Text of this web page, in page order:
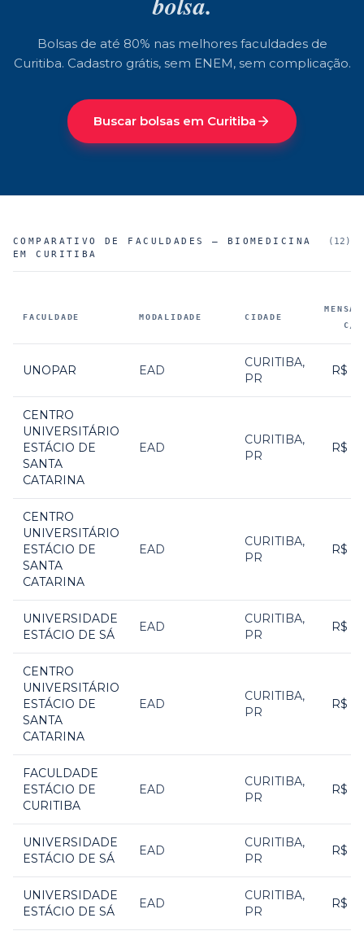
Bolsas de até 80% nas melhores faculdades de
Curitiba. Cadastro grátis, sem ENEM, sem complicação.
Buscar bolsas em Curitiba
COMPARATIVO DE FACULDADES — BIOMEDICINA
EM CURITIBA
( 12 )
FACULDADE MODALIDADE CIDADE
C/
UNOPAR EAD
CURITIBA,
PR
R$
CENTRO
UNIVERSITÁRIO
ESTÁCIO DE
SANTA
CATARINA
EAD
CURITIBA,
PR
R$
CENTRO
UNIVERSITÁRIO
ESTÁCIO DE
SANTA
CATARINA
EAD
CURITIBA,
PR
R$
UNIVERSIDADE
ESTÁCIO DE SÁ
EAD
CURITIBA,
PR
R$
CENTRO
UNIVERSITÁRIO
ESTÁCIO DE
SANTA
CATARINA
EAD
CURITIBA,
PR
R$
FACULDADE
ESTÁCIO DE
CURITIBA
EAD
CURITIBA,
PR
R$
UNIVERSIDADE
ESTÁCIO DE SÁ
EAD
CURITIBA,
PR
R$
UNIVERSIDADE
ESTÁCIO DE SÁ
EAD
CURITIBA,
PR
R$